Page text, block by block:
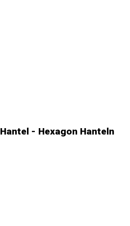
- Hexagon Hanteln